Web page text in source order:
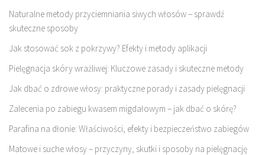
Naturalne metody przyciemniania siwych włosów – sprawdź
skuteczne sposoby
Jak stosować sok z pokrzywy? Efekty i metody aplikacji
Pielęgnacja skóry wrażliwej: Kluczowe zasady i skuteczne metody
Jak dbać o zdrowe włosy: praktyczne porady i zasady pielęgnacji
Zalecenia po zabiegu kwasem migdałowym – jak dbać o skórę?
Parafina na dłonie: Właściwości, efekty i bezpieczeństwo zabiegów
Matowe i suche włosy – przyczyny, skutki i sposoby na pielęgnację